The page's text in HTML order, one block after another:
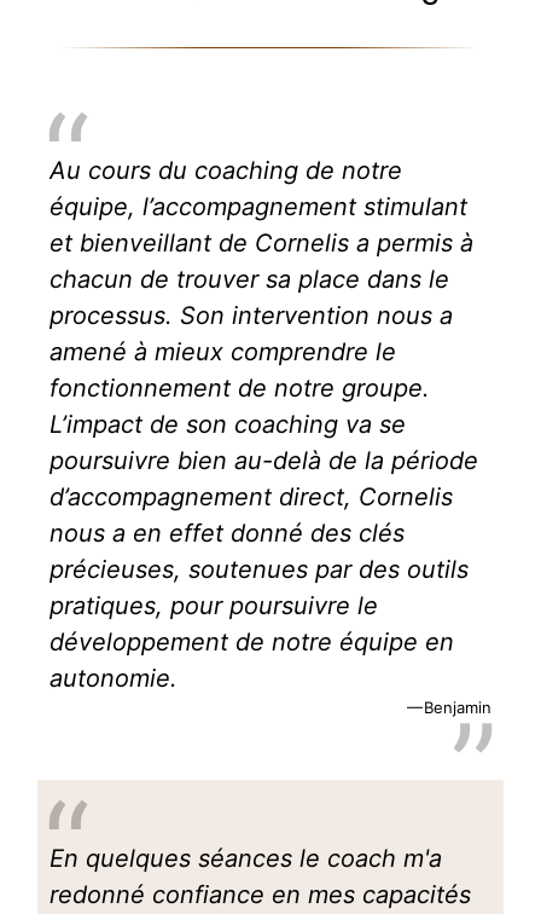
Au cours du coaching de notre
équipe, l’accompagnement stimulant
et bienveillant de Cornelis a permis à
chacun de trouver sa place dans le
processus. Son intervention nous a
amené à mieux comprendre le
fonctionnement de notre groupe.
L’impact de son coaching va se
poursuivre bien au-delà de la période
d’accompagnement direct, Cornelis
nous a en effet donné des clés
précieuses, soutenues par des outils
pratiques, pour poursuivre le
développement de notre équipe en
autonomie.
Benjamin
En quelques séances le coach m'a
redonné confiance en mes capacités